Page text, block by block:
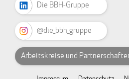
Die BBH-Gruppe
@die_bbh_gruppe
Arbeitskreise und